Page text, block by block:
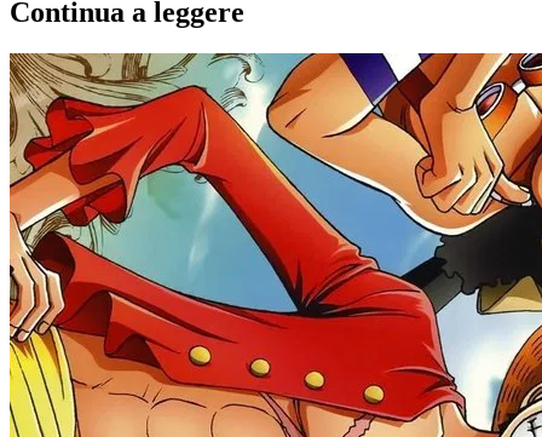
Continua a leggere